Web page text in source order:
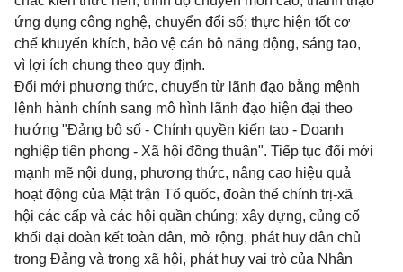
ứng dụng công nghệ, chuyển đổi số; thực hiện tốt cơ
chế khuyến khích, bảo vệ cán bộ năng động, sáng tạo,
vì lợi ích chung theo quy định.
Đổi mới phương thức, chuyển từ lãnh đạo bằng mệnh
lệnh hành chính sang mô hình lãnh đạo hiện đại theo
hướng "Đảng bộ số - Chính quyền kiến tạo - Doanh
nghiệp tiên phong - Xã hội đồng thuận". Tiếp tục đổi mới
mạnh mẽ nội dung, phương thức, nâng cao hiệu quả
hoạt động của Mặt trận Tổ quốc, đoàn thể chính trị-xã
hội các cấp và các hội quần chúng; xây dựng, củng cố
khối đại đoàn kết toàn dân, mở rộng, phát huy dân chủ
trong Đảng và trong xã hội, phát huy vai trò của Nhân